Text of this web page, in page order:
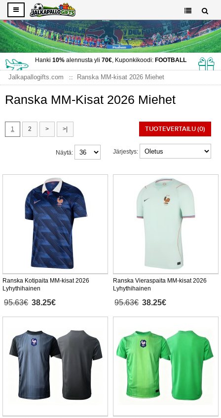
Hanki 10%alennusta yli 70€, Kuponkikoodi: FOOTBALL
Jalkapallogifts.com Ranska MM-kisat 2026 Miehet
Ranska MM-Kisat 2026 Miehet
1 2 > >| TUOTEVERTAILU (0)
Järjestys:
Näytä:
Ranska Kotipaita MM-kisat 2026
Lyhythihainen
95.63€ 38.25€
Ranska Vieraspaita MM-kisat 2026
Lyhythihainen
95.63€ 38.25€